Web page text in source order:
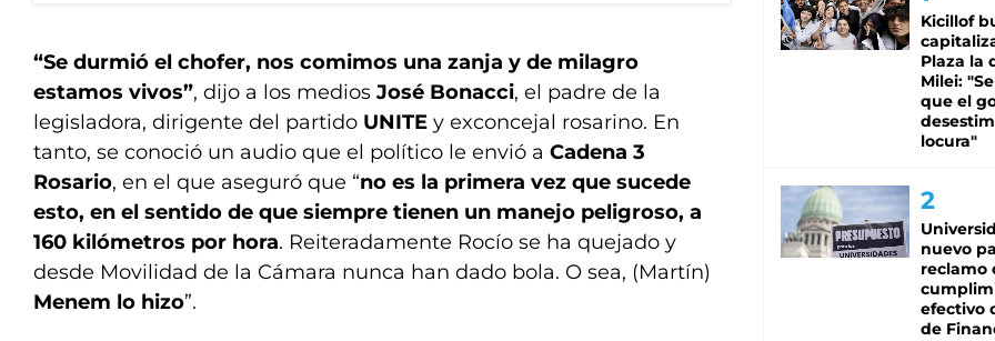
“Se durmió el chofer, nos comimos una zanja y de milagro
estamos vivos”, dijo a los medios José Bonacci, el padre de la
legisladora, dirigente del partido UNITE y exconcejal rosarino. En
tanto, se conoció un audio que el político le envió a Cadena 3
Rosario, en el que aseguró que “no es la primera vez que sucede
esto, en el sentido de que siempre tienen un manejo peligroso, a
160 kilómetros por hora. Reiteradamente Rocío se ha quejado y
desde Movilidad de la Cámara nunca han dado bola. O sea, (Martín)
Menem lo hizo”.
Kicillof
Plaza la
Milei:
que el
locura"
nuevo
reclamo
efectivo
de